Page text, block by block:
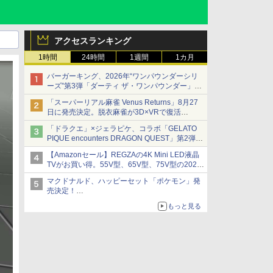
アクセスランキング
1時間 24時間 1週間 1カ月
バーガーキング、2026年“ワンパウンダーシリ
ーズ”第3弾「ダーティ ザ・ワンパウンダー」を
8月7日発売
「特製ガーリックマヨソース」を使用した超大
型チーズバーガー
「スーパーリアル麻雀 Venus Returns」8月27
日に発売決定。脱衣麻雀が3D×VRで復活
発売から2週間は20%オフになるセールが実施
「ドラクエ」×ジェラピケ、コラボ「GELATO
PIQUE encounters DRAGON QUEST」第2弾が
本日発売
アイスカップに入ったスライムやわたぼう、ベ
ビーサタンなどがオリジナルアートで登場
【Amazonセール】REGZAの4K Mini LED液晶
TVがお買い得。55V型、65V型、75V型の2026
年モデルがラインナップ
マクドナルド、ハッピーセット「ポケモン」発
売決定！
ポケモン30周年記念で30匹が大集合
もっと見る